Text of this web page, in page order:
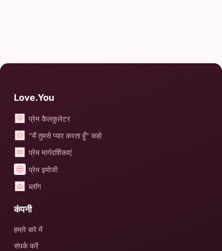
Love.You
प्रेम कैलकुलेटर
"मैं तुमसे प्यार करता हूँ" कहो
प्रेम मार्गदर्शिकाएं
प्रेम इमोजी
ब्लॉग
कंपनी
हमारे बारे में
संपर्क करें